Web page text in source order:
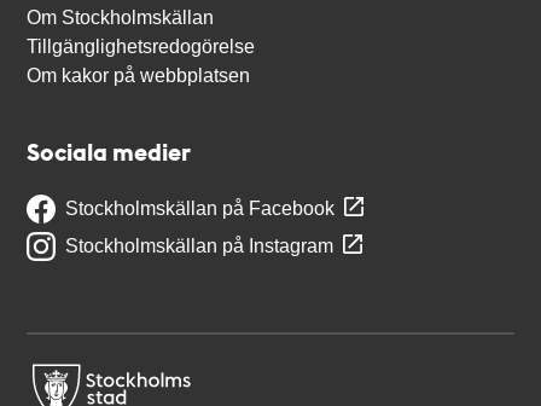
Om Stockholmskällan
Tillgänglighetsredogörelse
Om kakor på webbplatsen
Sociala medier
Stockholmskällan på Facebook
Stockholmskällan på Instagram